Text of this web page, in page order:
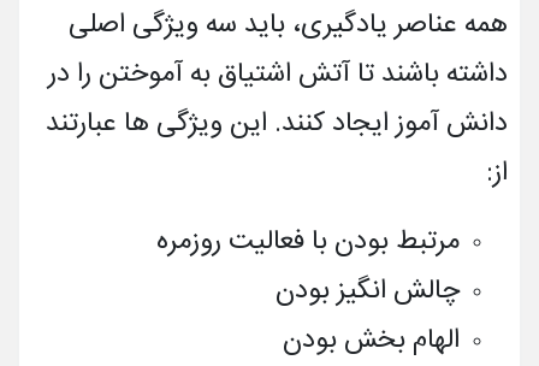
همه عناصر یادگیری، باید سه ویژگی اصلی
داشته باشند تا آتش اشتیاق به آموختن را در
دانش آموز ایجاد کنند. این ویژگی ها عبارتند
از:
مرتبط بودن با فعالیت روزمره
چالش انگیز بودن
الهام بخش بودن